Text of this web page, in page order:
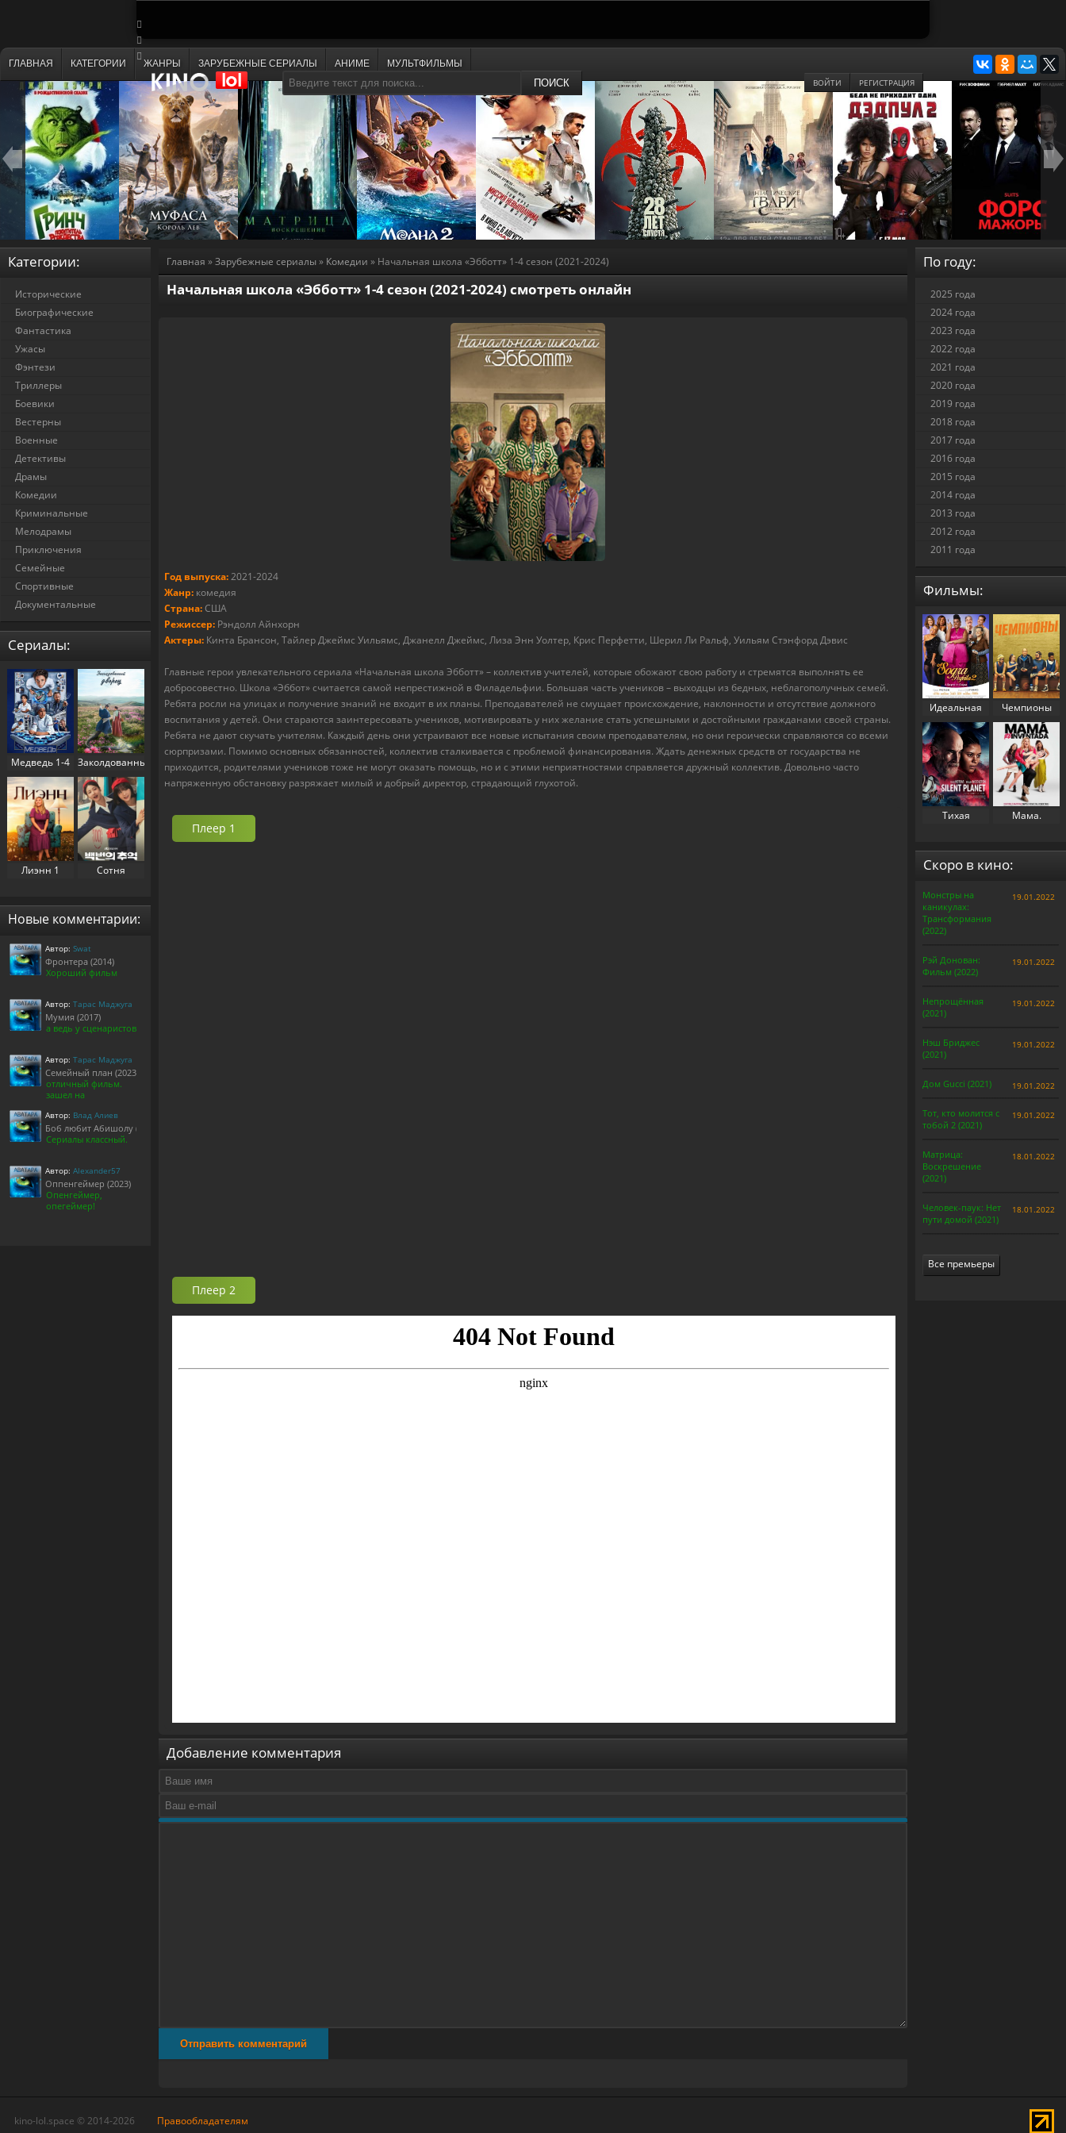
ПОИСК ВОЙТИ РЕГИСТРАЦИЯ
ГЛАВНАЯ КАТЕГОРИИ ЖАНРЫ ЗАРУБЕЖНЫЕ СЕРИАЛЫ АНИМЕ МУЛЬТФИЛЬМЫ
Главная »Зарубежные сериалы» Комедии » Начальная школа «Эбботт» 1-4 сезон (2021-2024)
Начальная школа «Эбботт» 1-4 сезон (2021-2024) смотреть онлайн
Год выпуска:2021-2024
Жанр: комедия
Страна:США
Режиссер: Рэндолл Айнхорн
Актеры: Кинта Брансон, Тайлер Джеймс Уильямс, Джанелл Джеймс, Лиза Энн Уолтер, Крис Перфетти, Шерил Ли Ральф, Уильям Стэнфорд Дэвис
Главные герои увлекательного сериала «Начальная школа Эбботт» – коллектив учителей, которые обожают свою работу и стремятся выполнять ее
добросовестно. Школа «Эббот» считается самой непрестижной в Филадельфии. Большая часть учеников – выходцы из бедных, неблагополучных семей.
Ребята росли на улицах и получение знаний не входит в их планы. Преподавателей не смущает происхождение, наклонности и отсутствие должного
воспитания у детей. Они стараются заинтересовать учеников, мотивировать у них желание стать успешными и достойными гражданами своей страны.
Ребята не дают скучать учителям. Каждый день они устраивают все новые испытания своим преподавателям, но они героически справляются со всеми
сюрпризами. Помимо основных обязанностей, коллектив сталкивается с проблемой финансирования. Ждать денежных средств от государства не
приходится, родителями учеников тоже не могут оказать помощь, но и с этими неприятностями справляется дружный коллектив. Довольно часто
напряженную обстановку разряжает милый и добрый директор, страдающий глухотой.
Плеер 1
Плеер 2
Добавление комментария
Отправить комментарий
Категории:
Исторические
Биографические
Фантастика
Ужасы
Фэнтези
Триллеры
Боевики
Вестерны
Военные
Детективы
Драмы
Комедии
Криминальные
Мелодрамы
Приключения
Семейные
Спортивные
Документальные
Cериалы:
Медведь 1-4
сезон (2022-
2025)
Заколдованный
дворец 1
сезон (2025)
Лиэнн 1
Сотня
номера 100 1
Новые комментарии:
Автор: Swat
Фронтера (2014)
Хороший фильм
Автор: Тарас Маджуга
Мумия (2017)
а ведь у сценаристов
Автор: Тарас Маджуга
Семейный план (2023)
отличный фильм.
зашел на
Автор: Влад Алиев
Боб любит Абишолу (1-5 сезон)
Сериалы классный.
Автор: Alexander57
Оппенгеймер (2023)
Опенгеймер,
опегеймер!
По году:
2025 года
2024 года
2023 года
2022 года
2021 года
2020 года
2019 года
2018 года
2017 года
2016 года
2015 года
2014 года
2013 года
2012 года
2011 года
Фильмы:
Идеальная
свекровь 2
(2025)
Чемпионы
(2023)
Тихая
Мама.
Скоро в кино:
Монстры на
каникулах:
Трансформания
(2022)
19.01.2022
Рэй Донован:
Фильм (2022)
19.01.2022
Непрощённая
(2021)
19.01.2022
Нэш Бриджес
(2021)
19.01.2022
Дом Gucci (2021) 19.01.2022
Тот, кто молится с
тобой 2 (2021)
19.01.2022
Матрица:
Воскрешение
(2021)
18.01.2022
Человек-паук: Нет
пути домой (2021)
18.01.2022
Все премьеры
kino-lol.space © 2014-2026 Правообладателям